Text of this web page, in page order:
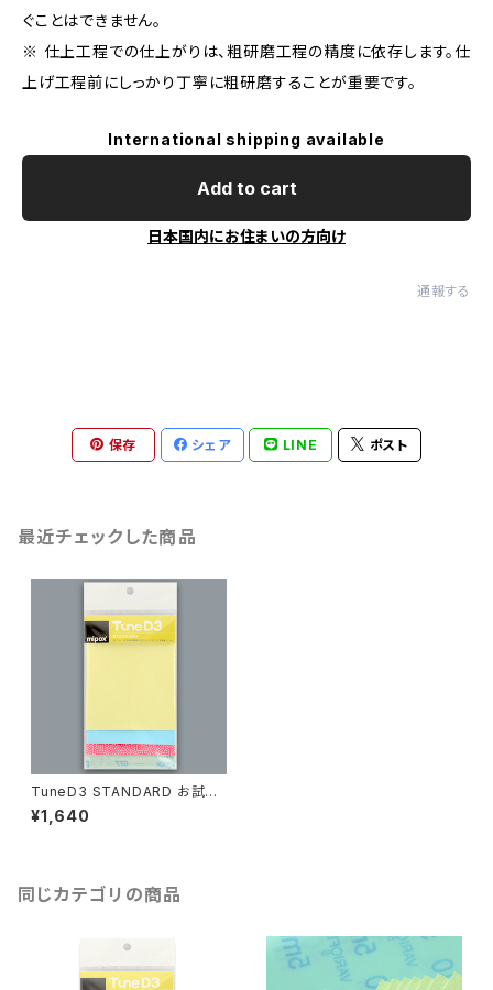
ぐことはできません。
※ 仕上工程での仕上がりは、粗研磨工程の精度に依存します。仕
上げ工程前にしっかり丁寧に粗研磨することが重要です。
International shipping available
Add to cart
日本国内にお住まいの方向け
通報する
保存 シェア LINE ポスト
最近チェックした商品
TuneD3 STANDARD お試し
キット【8枚入り】
¥1,640
同じカテゴリの商品